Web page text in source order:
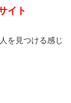
イト
を見つける感じ